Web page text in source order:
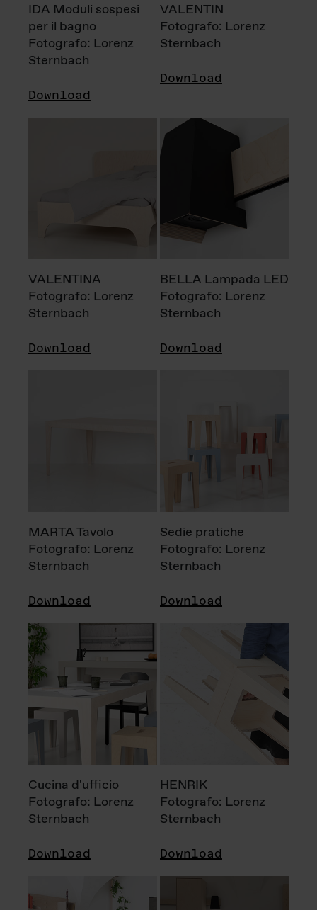
IDA Moduli sospesi
per il bagno
Fotografo: Lorenz
Sternbach
Download
VALENTIN
Fotografo: Lorenz
Sternbach
Download
VALENTINA
Fotografo: Lorenz
Sternbach
Download
BELLA Lampada LED
Fotografo: Lorenz
Sternbach
Download
MARTA Tavolo
Fotografo: Lorenz
Sternbach
Download
Sedie pratiche
Fotografo: Lorenz
Sternbach
Download
Cucina d'ufficio
Fotografo: Lorenz
Sternbach
Download
HENRIK
Fotografo: Lorenz
Sternbach
Download